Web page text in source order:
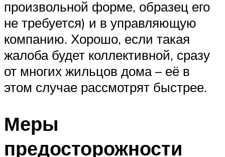
произвольной форме, образец его
не требуется) и в управляющую
компанию. Хорошо, если такая
жалоба будет коллективной, сразу
от многих жильцов дома – её в
этом случае рассмотрят быстрее.
Меры
предосторожности